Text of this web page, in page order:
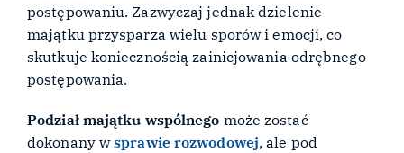
postępowaniu. Zazwyczaj jednak dzielenie
majątku przysparza wielu sporów i emocji, co
skutkuje koniecznością zainicjowania odrębnego
postępowania.
Podział majątku wspólnego może zostać
dokonany wsprawie rozwodowej, ale pod